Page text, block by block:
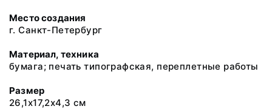
Место создания
г. Санкт-Петербург
Материал, техника
бумага; печать типографская, переплетные работы
Размер
26,1х17,2х4,3 см